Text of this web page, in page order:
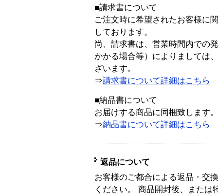
■請求書について
ご注文時に希望されたお客様に
しております。
尚、請求書は、営業時間内での
かかる場合等）によりましては
ざいます。
⇒請求書について詳細はこちら
■納品書について
お届けする商品に同梱致します。
⇒納品書について詳細はこちら
返品について
お客様のご都合による返品・交
ください。 商品開封後、または